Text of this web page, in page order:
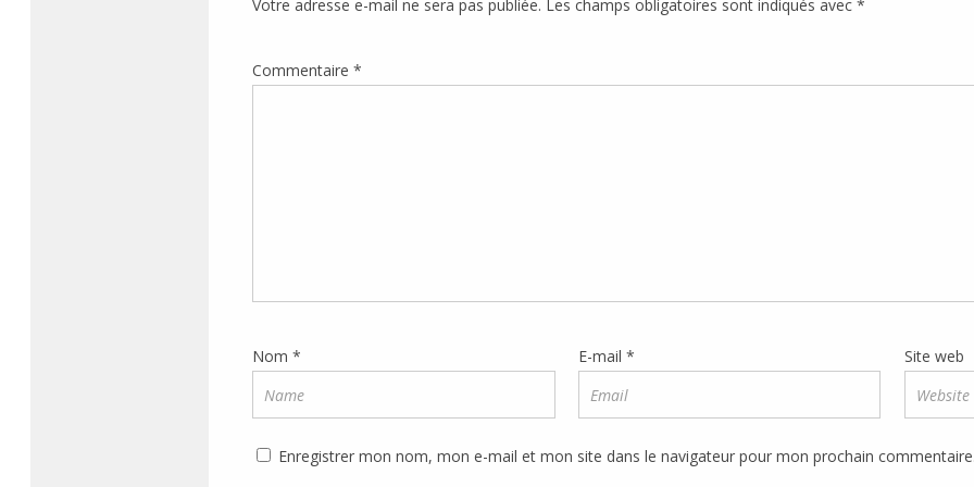
Votre adresse e-mail ne sera pas publiée. Les champs obligatoires sont indiqués avec *
Commentaire *
Nom * E-mail * Site web
Enregistrer mon nom, mon e-mail et mon site dans le navigateur pour mon prochain